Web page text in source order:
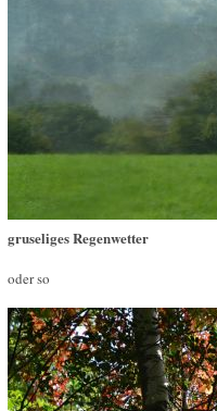
gruseliges Regenwetter
oder so